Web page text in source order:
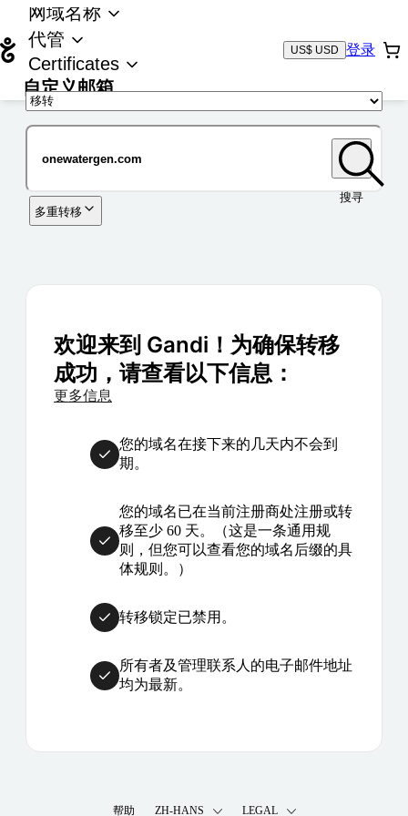
网域名称
代管
Certificates
自定义邮箱
US$ USD 登录
搜寻
多重转移
欢迎来到 Gandi！为确保转移
成功，请查看以下信息：
更多信息
您的域名在接下来的几天内不会到
期。
您的域名已在当前注册商处注册或转
移至少 60 天。（这是一条通用规
则，但您可以查看您的域名后缀的具
体规则。）
转移锁定已禁用。
所有者及管理联系人的电子邮件地址
均为最新。
帮助 ZH-HANS LEGAL